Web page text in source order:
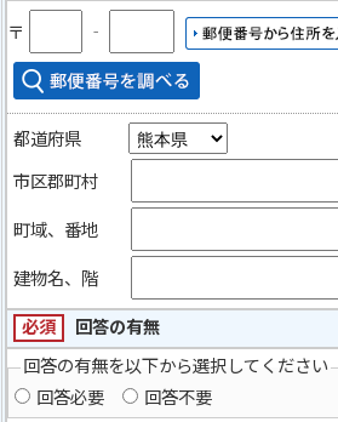
〒 ‐
都道府県
市区郡町村
町域、番地
建物名、階
必須
回答の有無
回答の有無を以下から選択してください
回答必要
回答不要